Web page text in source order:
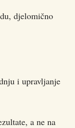
djelomično
i upravljanje
a ne na